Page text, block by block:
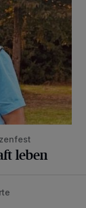
leben
gewürdigt